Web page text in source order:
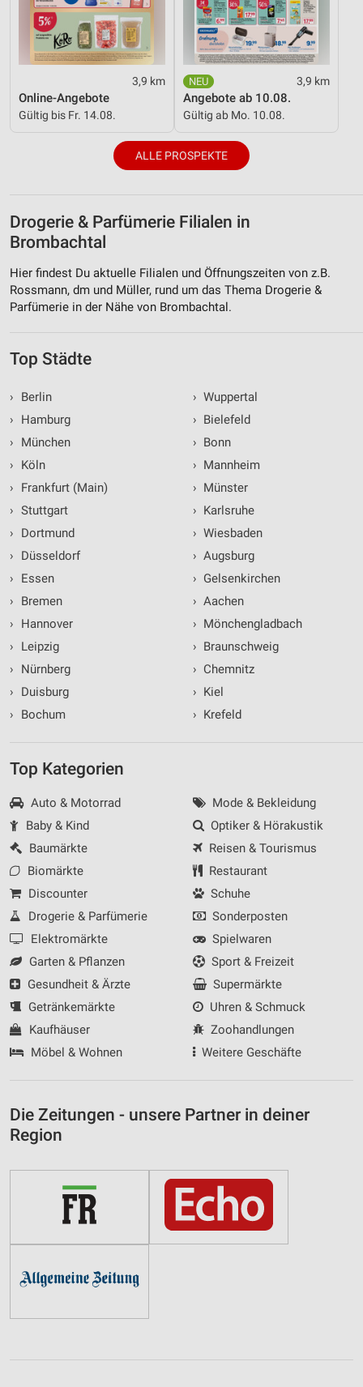
3,9 km
Online-Angebote
Gültig bis Fr. 14.08.
3,9 km
Angebote ab 10.08.
Gültig ab Mo. 10.08.
ALLE PROSPEKTE
Drogerie & Parfümerie Filialen in
Brombachtal
Hier findest Du aktuelle Filialen und Öffnungszeiten von z.B.
Rossmann, dm und Müller, rund um das Thema Drogerie &
Parfümerie in der Nähe von Brombachtal.
Top Städte
›
Berlin
›
Hamburg
›
München
›
Köln
›
Frankfurt (Main)
› Stuttgart
›
Dortmund
›
Düsseldorf
›
Essen
›
Bremen
›
Hannover
›
Leipzig
›
Nürnberg
›
Duisburg
›
Bochum
› Wuppertal
› Bielefeld
› Bonn
› Mannheim
› Münster
› Karlsruhe
› Wiesbaden
› Augsburg
› Gelsenkirchen
› Aachen
› Mönchengladbach
› Braunschweig
› Chemnitz
› Kiel
› Krefeld
Top Kategorien
Auto & Motorrad
Baby & Kind
Baumärkte
Biomärkte
Discounter
Drogerie & Parfümerie
Elektromärkte
Garten & Pflanzen
Gesundheit & Ärzte
Getränkemärkte
Kaufhäuser
Möbel & Wohnen
Mode & Bekleidung
Optiker & Hörakustik
Reisen & Tourismus
Restaurant
Schuhe
Sonderposten
Spielwaren
Sport & Freizeit
Supermärkte
Uhren & Schmuck
Zoohandlungen
Weitere Geschäfte
Die Zeitungen - unsere Partner in deiner
Region